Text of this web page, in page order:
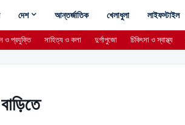
দেশ আন্তর্জাতিক খেলাধুলা লাইফস্টাইল
ও প্রযুক্তি সাহিত্য ও কলা দুর্গাপুজো চিকিৎসা ও স্বাস্থ্য